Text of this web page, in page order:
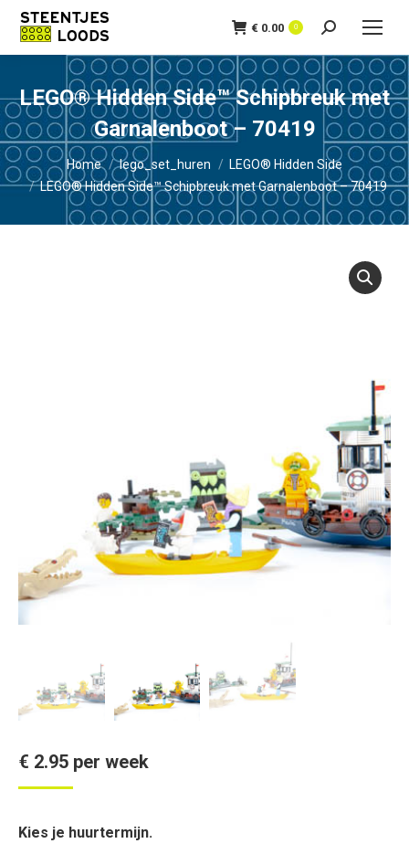
€ 0.00 0 Zoeken:
LEGO® Hidden Side™ Schipbreuk met
Garnalenboot – 70419
Je bent hier:
Home lego_set_huren
LEGO® Hidden Side
LEGO® Hidden Side™ Schipbreuk met Garnalenboot – 70419
€ 2.95 per week
Kies je huurtermijn.